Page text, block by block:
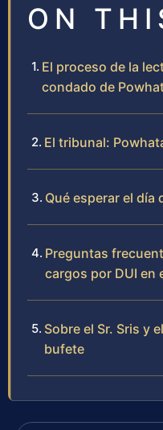
ON
El proceso de la
condado de
El tribunal:
Qué esperar el día
Preguntas
cargos por DUI en
Sobre el Sr. Sris y
bufete